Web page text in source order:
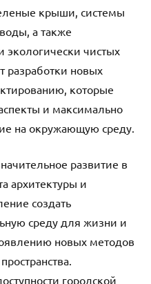
крыши, системы
а также
экологически чистых
разработки новых
которые
и максимально
на окружающую среду.
развитие в
архитектуры и
создать
среду для жизни и
новых методов
городской